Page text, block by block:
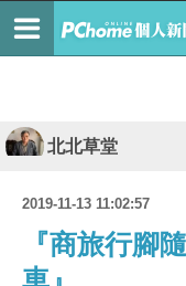
北北草堂
2019-11-13 11:02:57
『商旅行腳
車』